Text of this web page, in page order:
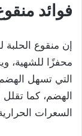
فوائد
إن منقوع الحلبة
التي تسهل
الهضم، كما
السعرات